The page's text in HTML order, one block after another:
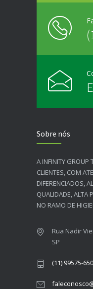
Sobre nós
A INFINITY GROUP
CLIENTES, COM
DIFERENCIADOS,
QUALIDADE, ALTA
NO RAMO DE
Rua Nadir
SP
(11) 99575-